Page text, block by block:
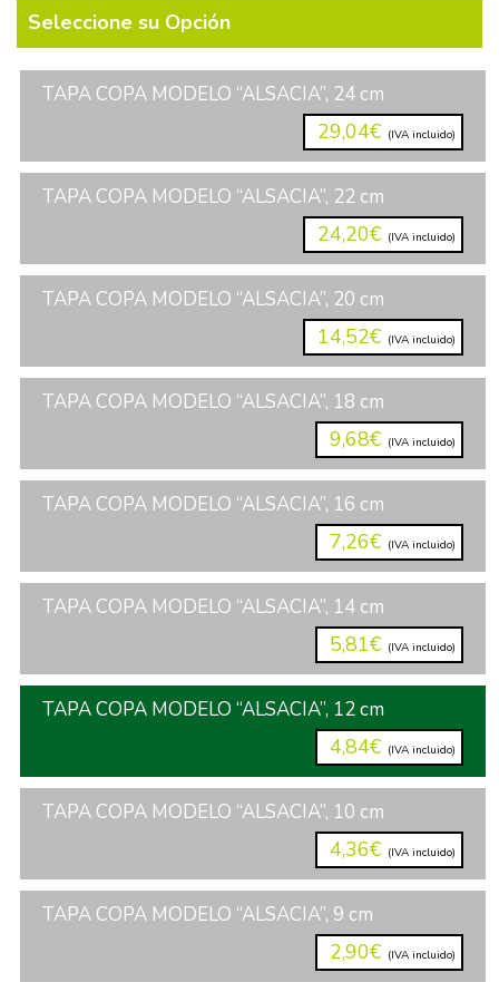
Seleccione su Opción
TAPA COPA MODELO “ALSACIA”, 24 cm
29,04€ (IVA incluido)
TAPA COPA MODELO “ALSACIA”, 22 cm
24,20€ (IVA incluido)
TAPA COPA MODELO “ALSACIA”, 20 cm
14,52€ (IVA incluido)
TAPA COPA MODELO “ALSACIA”, 18 cm
9,68€ (IVA incluido)
TAPA COPA MODELO “ALSACIA”, 16 cm
7,26€ (IVA incluido)
TAPA COPA MODELO “ALSACIA”, 14 cm
5,81€ (IVA incluido)
TAPA COPA MODELO “ALSACIA”, 12 cm
4,84€ (IVA incluido)
TAPA COPA MODELO “ALSACIA”, 10 cm
4,36€ (IVA incluido)
TAPA COPA MODELO “ALSACIA”, 9 cm
2,90€ (IVA incluido)